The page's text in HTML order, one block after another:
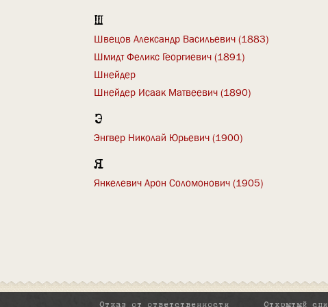
Ш
Швецов Александр Васильевич (1883)
Шмидт Феликс Георгиевич (1891)
Шнейдер
Шнейдер Исаак Матвеевич (1890)
Э
Энгвер Николай Юрьевич (1900)
Я
Янкелевич Арон Соломонович (1905)
Отказ от ответственности Открытый